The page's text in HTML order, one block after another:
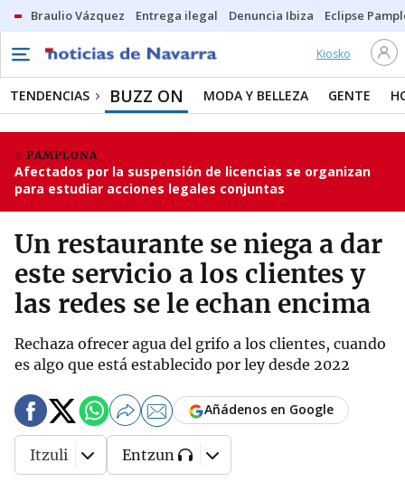
Braulio Vázquez Entrega ilegal Denuncia Ibiza Eclipse
Kiosko
TENDENCIAS BUZZ ON MODA Y BELLEZA GENTE
PAMPLONA
Afectados por la suspensión de licencias se organizan
para estudiar acciones legales conjuntas
Un restaurante se niega a dar
este servicio a los clientes y
las redes se le echan encima
Rechaza ofrecer agua del grifo a los clientes, cuando
es algo que está establecido por ley desde 2022
Añádenos en Google
Itzuli Entzun